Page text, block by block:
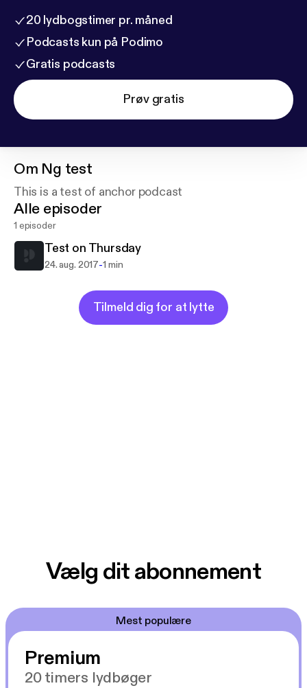
20 lydbogstimer pr. måned
Podcasts kun på Podimo
Gratis podcasts
Prøv gratis
Om Ng test
This is a test of anchor podcast
Alle episoder
1 episoder
Test on Thursday
24. aug. 2017-1 min
Tilmeld dig for at lytte
Vælg dit abonnement
Mest populære
Premium
20 timers lydbøger